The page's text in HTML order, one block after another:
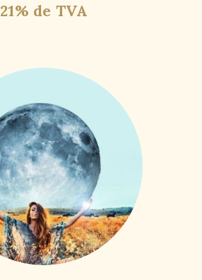
21% de TVA